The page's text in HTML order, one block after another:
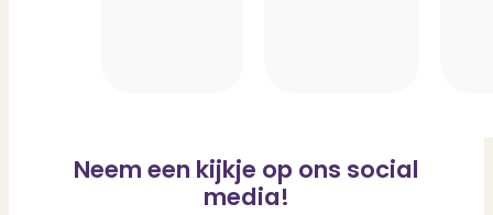
Neem een kijkje op ons social
media!